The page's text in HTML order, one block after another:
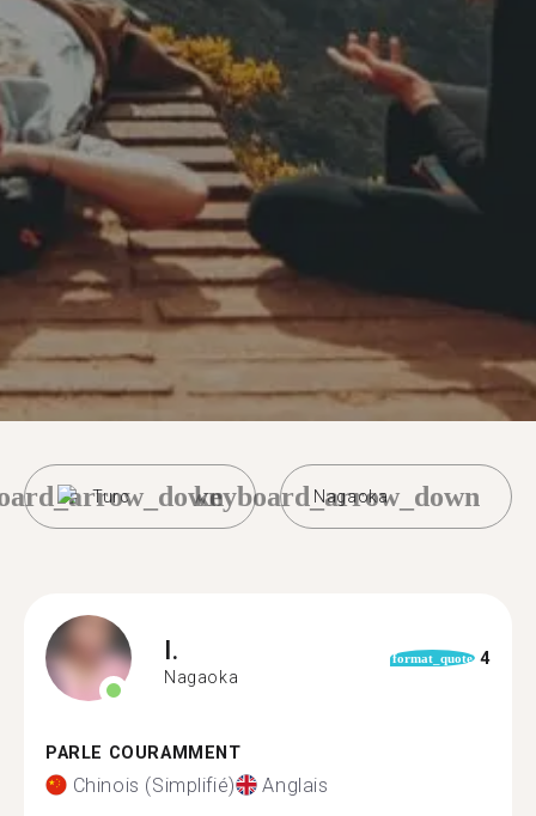
Turc Nagaoka
keyboard_arrow_down
I.
Nagaoka
format_quote 4
PARLE COURAMMENT
Chinois (Simplifié) Anglais